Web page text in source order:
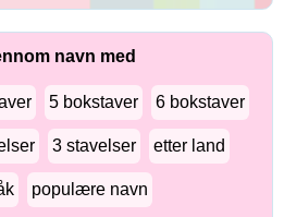
navn med
5 bokstaver 6 bokstaver
3 stavelser etter land
populære navn